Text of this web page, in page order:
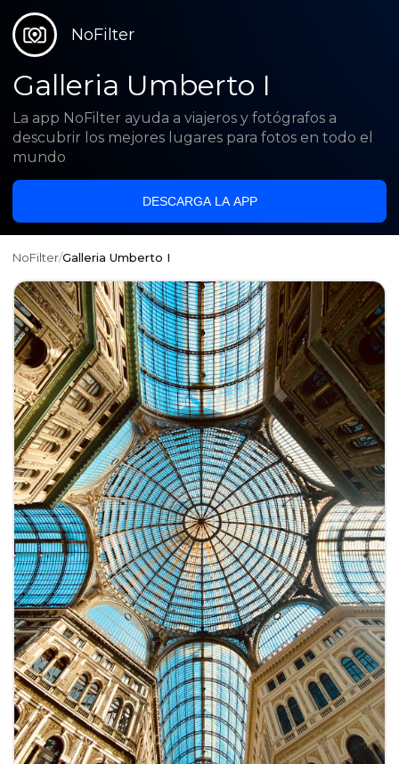
NoFilter
Galleria Umberto I
La app NoFilter ayuda a viajeros y fotógrafos a
descubrir los mejores lugares para fotos en todo el
mundo
DESCARGA LA APP
NoFilter/Galleria Umberto I